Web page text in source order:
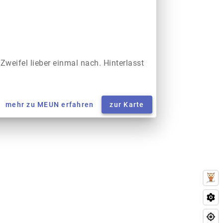
lieber einmal nach. Hinterlasst
mehr zu MEUN erfahren zur Karte